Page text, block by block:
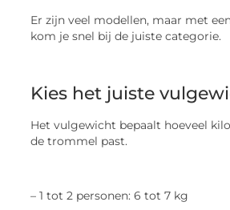
Er zijn veel modellen, maar met
kom je snel bij de juiste categorie.
Kies het juiste
Het vulgewicht bepaalt hoeveel
de trommel past.
– 1 tot 2 personen: 6 tot 7 kg